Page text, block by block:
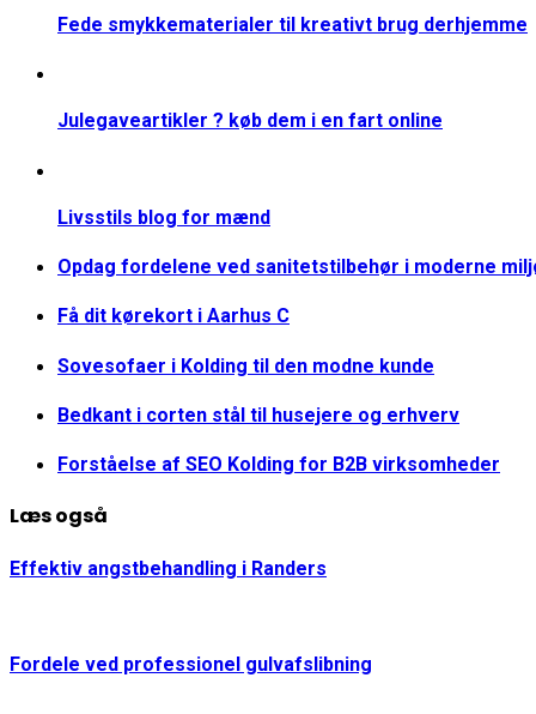
Fede smykkematerialer til kreativt brug derhjemme
Julegaveartikler ? køb dem i en fart online
Livsstils blog for mænd
Opdag fordelene ved sanitetstilbehør i moderne
Få dit kørekort i Aarhus C
Sovesofaer i Kolding til den modne kunde
Bedkant i corten stål til husejere og erhverv
Forståelse af SEO Kolding for B2B virksomheder
Læs også
Effektiv angstbehandling i Randers
Fordele ved professionel gulvafslibning